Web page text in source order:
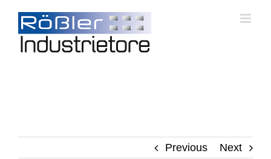
content
Previous Next